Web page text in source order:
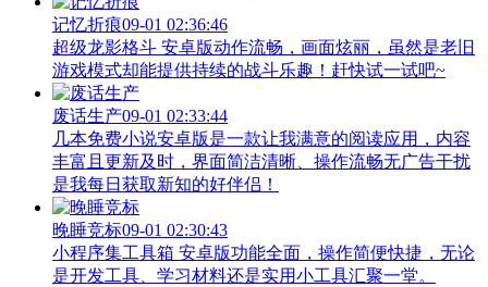
记忆折痕09-01 02:36:46
超级龙影格斗 安卓版动作流畅，画面炫丽，虽然是老旧
游戏模式却能提供持续的战斗乐趣！赶快试一试吧~
废话生产09-01 02:33:44
几本免费小说安卓版是一款让我满意的阅读应用，内容
丰富且更新及时，界面简洁清晰、操作流畅无广告干扰
是我每日获取新知的好伴侣！
晚睡竞标09-01 02:30:43
小程序集工具箱 安卓版功能全面，操作简便快捷，无论
是开发工具、学习材料还是实用小工具汇聚一堂。